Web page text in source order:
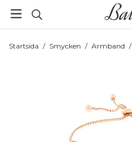
Startsida / Smycken / Armband /